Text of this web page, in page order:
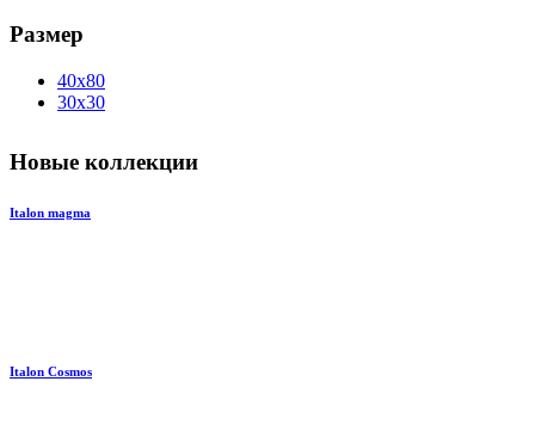
Размер
40x80
30x30
Новые коллекции
Italon magma
Italon Cosmos